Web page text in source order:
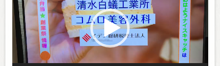
プ
ヤ
ー